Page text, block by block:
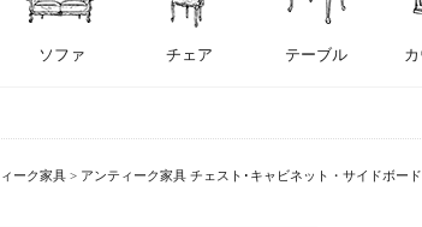
ーク家具 > アンティーク家具 チェスト･キャビネット・サイドボード